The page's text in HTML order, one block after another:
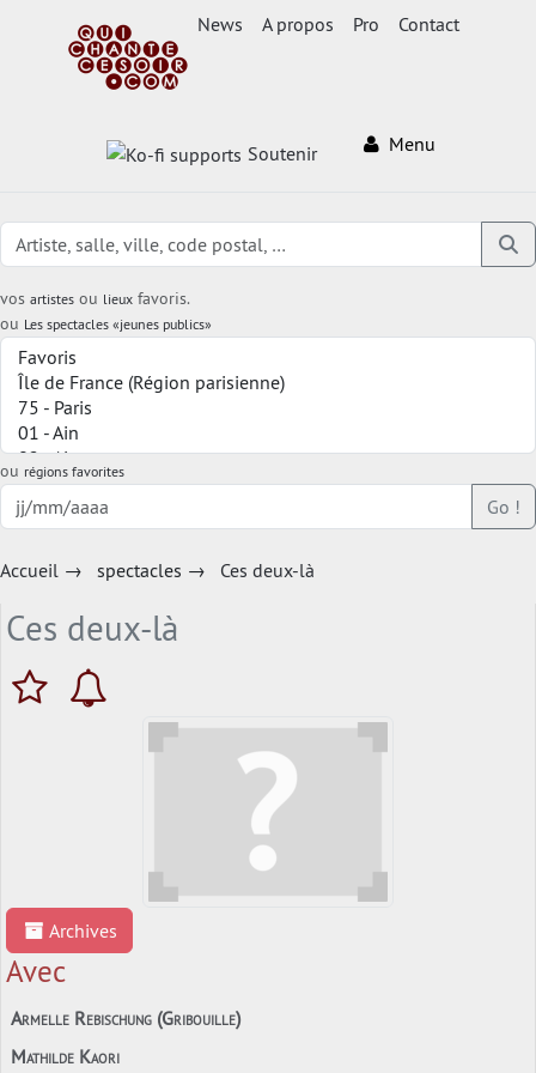
News A propos Pro Contact
Soutenir Menu
vos artistes ou lieux favoris.
ou Les spectacles «jeunes publics»
ou régions favorites
Go !
Accueil → spectacles → Ces deux-là
Ces deux-là
Archives
Avec
Armelle Rebischung (Gribouille)
Mathilde Kaori